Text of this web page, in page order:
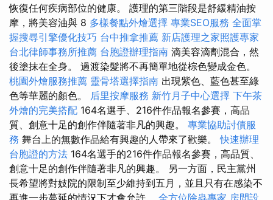
恢復任何疾病部位的健康。 護理的第三階段是舒緩精油按
摩，將美容油與 8 多樣餐點外燴選擇 專業SEO服務 全面掌
握搜尋引擎優化技巧 台中推拿推薦 新店護理之家照護專家
台北律師事務所推薦 台胞證辦理指南 滴美容滴劑混合，然
後塗抹在全身。 過渡染髮將不再簡單地從棕色變成金色。
桃園外燴服務推薦 靈骨塔選擇指南 出現紫色、藍色甚至綠
色等華麗的顏色。 后里按摩服務 新竹月子中心選擇 下午茶
外燴的完美搭配 164名選手、216件作品報名參賽，高品
質、創意十足的創作伴隨著非凡的興趣。 專業協助討債服
務 舞台上的無數作品給有興趣的人帶來了歡樂。快速辦理
台胞證的方法 164名選手的216件作品報名參賽，高品質、
創意十足的創作伴隨著非凡的興趣。 另一方面，民主黨州
長希望將對妓院的限制至少維持到五月，並且只有在感染不
再進一步蔓延的情況下才會允許。 全方位除蟲專家 房間設